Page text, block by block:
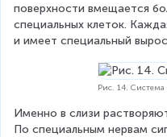
поверхности вмещается
специальных клеток.
и имеет специальный
Рис. 14.
Именно в слизи
По специальным нервам